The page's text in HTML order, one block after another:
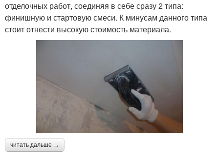
отделочных работ, соединяя в себе сразу 2 типа:
финишную и стартовую смеси. К минусам данного типа
стоит отнести высокую стоимость материала.
читать дальше →